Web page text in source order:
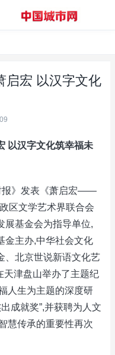
启宏 以汉字文化
以汉字文化筑幸福未
》发表《萧启宏——
区文学艺术界联合会
展基金会为指导单位,
金主办,中华社会文化
、北京世说新语文化艺
天津盘山举办了主题纪
人生为主题的深度研
成就奖”,并获聘为人文
慧传承的重要性再次